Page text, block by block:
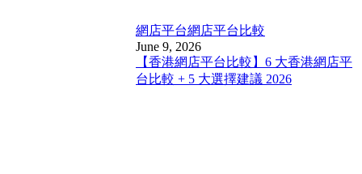
網店平台網店平台比較
June 9, 2026
【香港網店平台比較】6 大香港網店平
台比較 + 5 大選擇建議 2026